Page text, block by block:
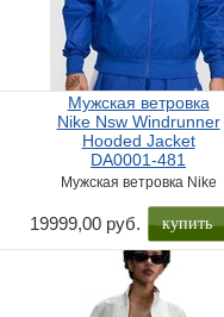
Мужская ветровка
Nike Nsw Windrunner
Hooded Jacket
DA0001-481
Мужская ветровка Nike
19999,00 руб. купить